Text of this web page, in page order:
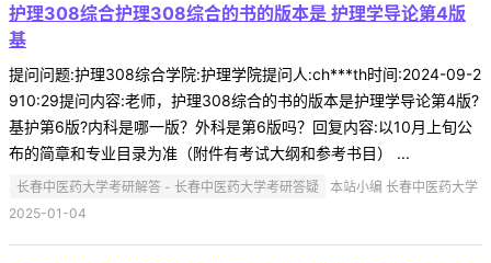
护理308综合护理308综合的书的版本是 护理学导论第4版
基
提问问题:护理308综合学院:护理学院提问人:ch***th时间:2024-09-2
910:29提问内容:老师，护理308综合的书的版本是护理学导论第4版?
基护第6版?内科是哪一版？外科是第6版吗？回复内容:以10月上旬公
布的简章和专业目录为准（附件有考试大纲和参考书目） ...
长春中医药大学考研解答 - 长春中医药大学考研答疑
本站小编 长春中医药大学
2025-01-04